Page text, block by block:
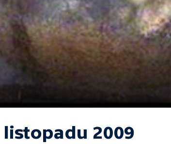
listopadu 2009